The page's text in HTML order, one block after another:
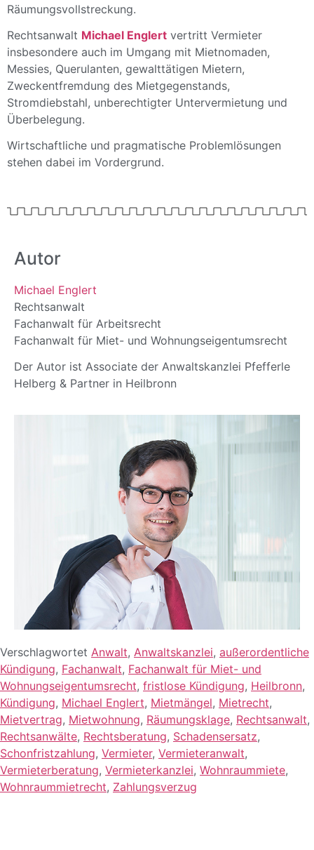
Räumungsvollstreckung.
Rechtsanwalt Michael Englert vertritt Vermieter
insbesondere auch im Umgang mit Mietnomaden,
Messies, Querulanten, gewalttätigen Mietern,
Zweckentfremdung des Mietgegenstands,
Stromdiebstahl, unberechtigter Untervermietung und
Überbelegung.
Wirtschaftliche und pragmatische Problemlösungen
stehen dabei im Vordergrund.
Autor
Michael Englert
Rechtsanwalt
Fachanwalt für Arbeitsrecht
Fachanwalt für Miet- und Wohnungseigentumsrecht
Der Autor ist Associate der Anwaltskanzlei Pfefferle
Helberg & Partner in Heilbronn
Verschlagwortet Anwalt, Anwaltskanzlei, außerordentliche
Kündigung, Fachanwalt, Fachanwalt für Miet- und
Wohnungseigentumsrecht, fristlose Kündigung, Heilbronn,
Kündigung, Michael Englert, Mietmängel, Mietrecht,
Mietvertrag, Mietwohnung, Räumungsklage, Rechtsanwalt,
Rechtsanwälte, Rechtsberatung, Schadensersatz,
Schonfristzahlung, Vermieter, Vermieteranwalt,
Vermieterberatung, Vermieterkanzlei, Wohnraummiete,
Wohnraummietrecht, Zahlungsverzug